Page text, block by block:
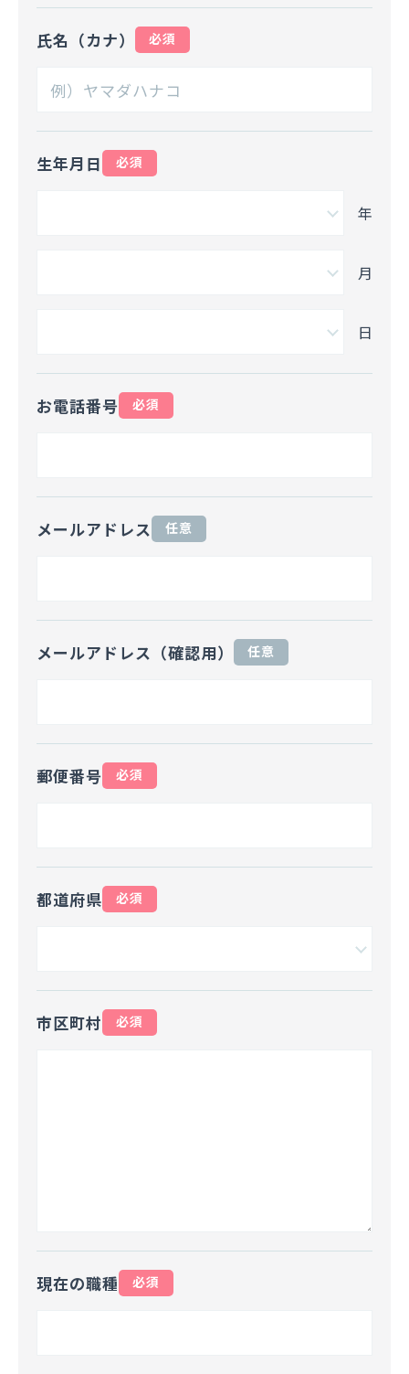
氏名（カナ） 必須
生年月日 必須
年
月
日
お電話番号 必須
メールアドレス 任意
メールアドレス（確認用） 任意
郵便番号 必須
都道府県 必須
市区町村 必須
現在の職種 必須